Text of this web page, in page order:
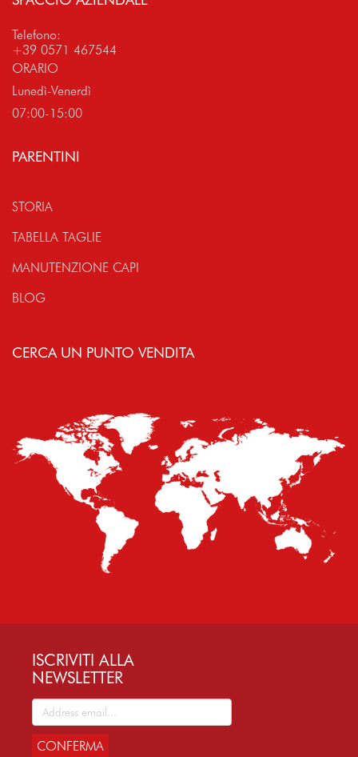
Telefono:
+39 0571 467544
ORARIO
Lunedì-Venerdì
07:00-15:00
PARENTINI
STORIA
TABELLA TAGLIE
MANUTENZIONE CAPI
BLOG
CERCA UN PUNTO VENDITA
ISCRIVITI ALLA
NEWSLETTER
CONFERMA